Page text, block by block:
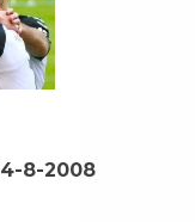
8-2008